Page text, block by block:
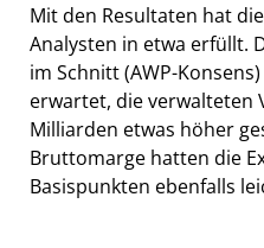
Mit den Resultaten hat
Analysten in etwa erfüllt.
im Schnitt (AWP-
erwartet, die verwalteten
Milliarden etwas höher
Bruttomarge hatten die
Basispunkten ebenfalls